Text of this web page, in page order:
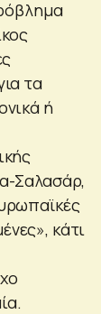
τα
ή
Σαλασάρ,
κάτι